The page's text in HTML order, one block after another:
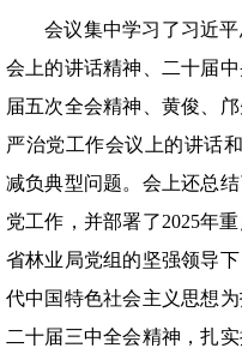
会议集中学习了习近
会上的讲话精神、二十届
届五次全会精神、黄俊、
严治党工作会议上的讲话
减负典型问题。会上还总
党工作，并部署了2025年
省林业局党组的坚强领导
代中国特色社会主义思想
二十届三中全会精神，扎